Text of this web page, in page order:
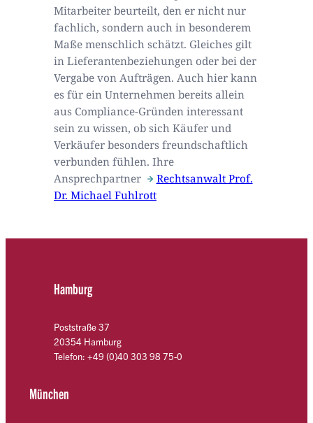
Mitarbeiter beurteilt, den er nicht nur
fachlich, sondern auch in besonderem
Maße menschlich schätzt. Gleiches gilt
in Lieferantenbeziehungen oder bei der
Vergabe von Aufträgen. Auch hier kann
es für ein Unternehmen bereits allein
aus Compliance-Gründen interessant
sein zu wissen, ob sich Käufer und
Verkäufer besonders freundschaftlich
verbunden fühlen. Ihre
Ansprechpartner
Rechtsanwalt Prof.
Dr. Michael Fuhlrott
Hamburg
Poststraße 37
20354 Hamburg
Telefon: +49 (0)40 303 98 75-0
München